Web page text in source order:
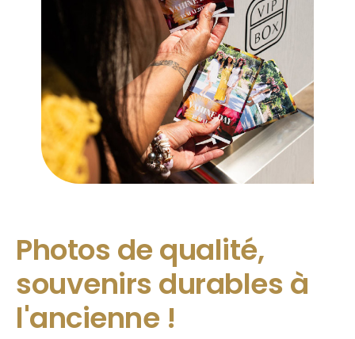
Photos de qualité,
souvenirs durables à
l'ancienne !